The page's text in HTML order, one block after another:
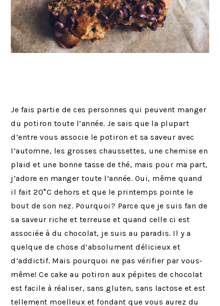
Je fais partie de ces personnes qui peuvent manger
du potiron toute l’année. Je sais que la plupart
d’entre vous associe le potiron et sa saveur avec
l’automne, les grosses chaussettes, une chemise en
plaid et une bonne tasse de thé, mais pour ma part,
j’adore en manger toute l’année. Oui, même quand
il fait 20°C dehors et que le printemps pointe le
bout de son nez. Pourquoi? Parce que je suis fan de
sa saveur riche et terreuse et quand celle ci est
associée à du chocolat, je suis au paradis. Il y a
quelque de chose d’absolument délicieux et
d’addictif. Mais pourquoi ne pas vérifier par vous-
même! Ce cake au potiron aux pépites de chocolat
est facile à réaliser, sans gluten, sans lactose et est
tellement moelleux et fondant que vous aurez du